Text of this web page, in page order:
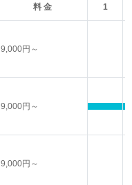
料 金 1
9,000円～
9,000円～
9,000円～